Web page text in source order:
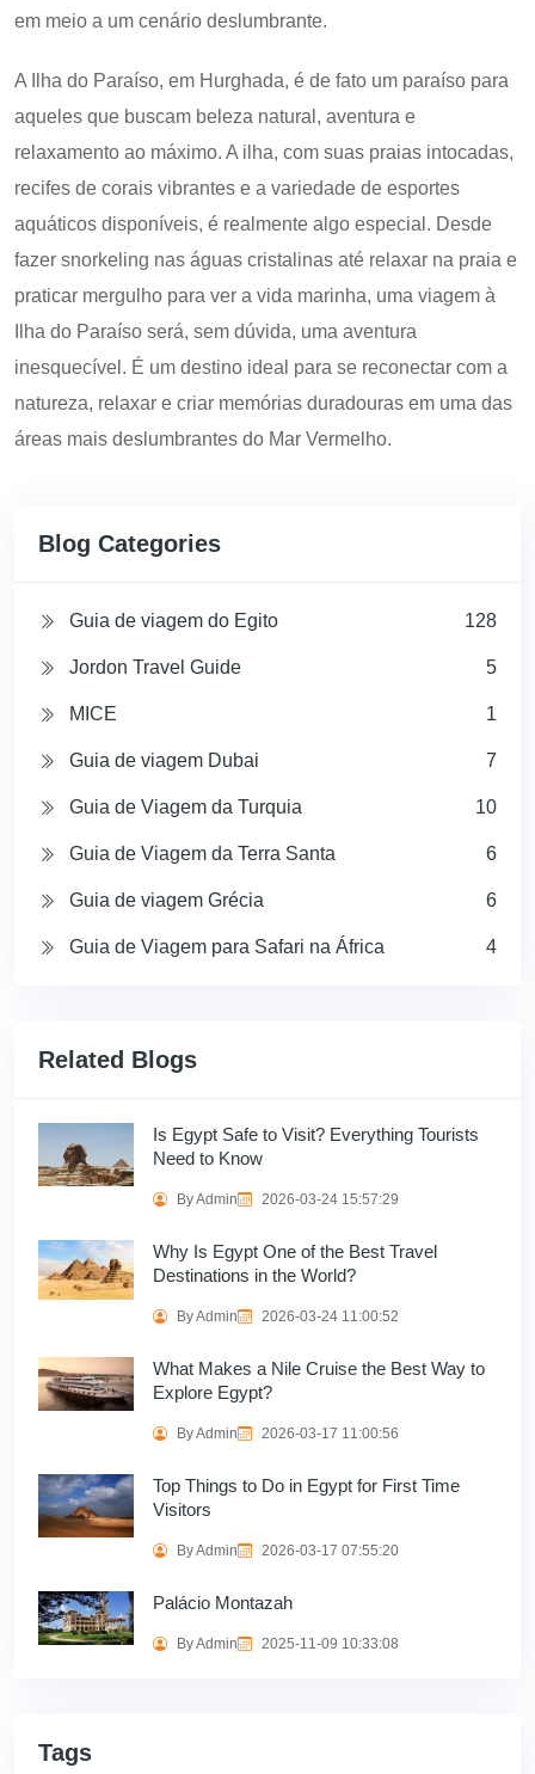
em meio a um cenário deslumbrante.
A Ilha do Paraíso, em Hurghada, é de fato um paraíso para
aqueles que buscam beleza natural, aventura e
relaxamento ao máximo. A ilha, com suas praias intocadas,
recifes de corais vibrantes e a variedade de esportes
aquáticos disponíveis, é realmente algo especial. Desde
fazer snorkeling nas águas cristalinas até relaxar na praia e
praticar mergulho para ver a vida marinha, uma viagem à
Ilha do Paraíso será, sem dúvida, uma aventura
inesquecível. É um destino ideal para se reconectar com a
natureza, relaxar e criar memórias duradouras em uma das
áreas mais deslumbrantes do Mar Vermelho.
Blog Categories
Guia de viagem do Egito 128
Jordon Travel Guide 5
MICE 1
Guia de viagem Dubai 7
Guia de Viagem da Turquia 10
Guia de Viagem da Terra Santa 6
Guia de viagem Grécia 6
Guia de Viagem para Safari na África 4
Related Blogs
Is Egypt Safe to Visit? Everything Tourists
Need to Know
By Admin 2026-03-24 15:57:29
Why Is Egypt One of the Best Travel
Destinations in the World?
By Admin 2026-03-24 11:00:52
What Makes a Nile Cruise the Best Way to
Explore Egypt?
By Admin 2026-03-17 11:00:56
Top Things to Do in Egypt for First Time
Visitors
By Admin 2026-03-17 07:55:20
Palácio Montazah
By Admin 2025-11-09 10:33:08
Tags